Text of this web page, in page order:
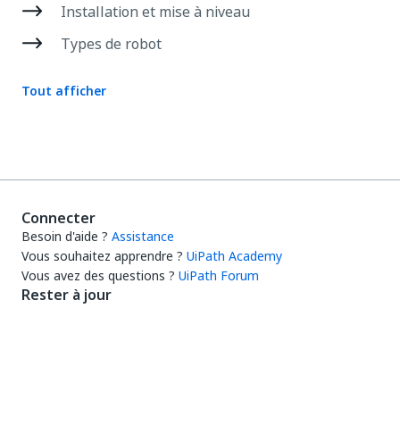
Installation et mise à niveau
Types de robot
Tout afficher
Connecter
Besoin d'aide ? Assistance
Vous souhaitez apprendre ? UiPath Academy
Vous avez des questions ? UiPath Forum
Rester à jour